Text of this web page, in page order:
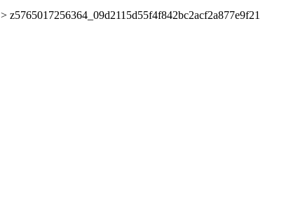
> z5765017256364_09d2115d55f4f842bc2acf2a877e9f21